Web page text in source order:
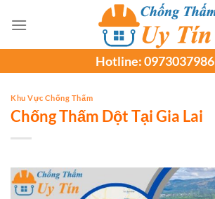
đến
Hotline:0973037986
Khu Vực Chống Thấm
Chống Thấm Dột Tại Gia Lai